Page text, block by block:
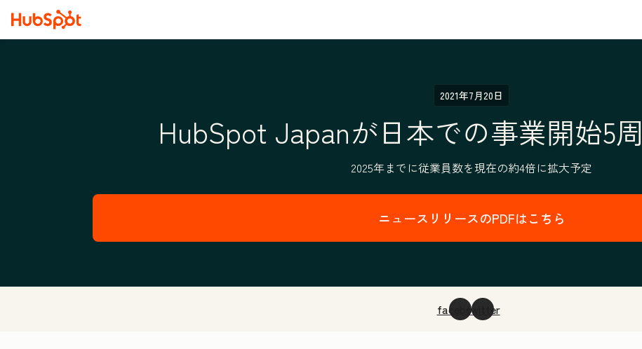
2021年7月20日
HubSpot Japanが日本での事業開始5
2025年までに従業員数を現在の約4倍に拡大予定
ニュースリリースのPDFはこちら
facebooktwitter